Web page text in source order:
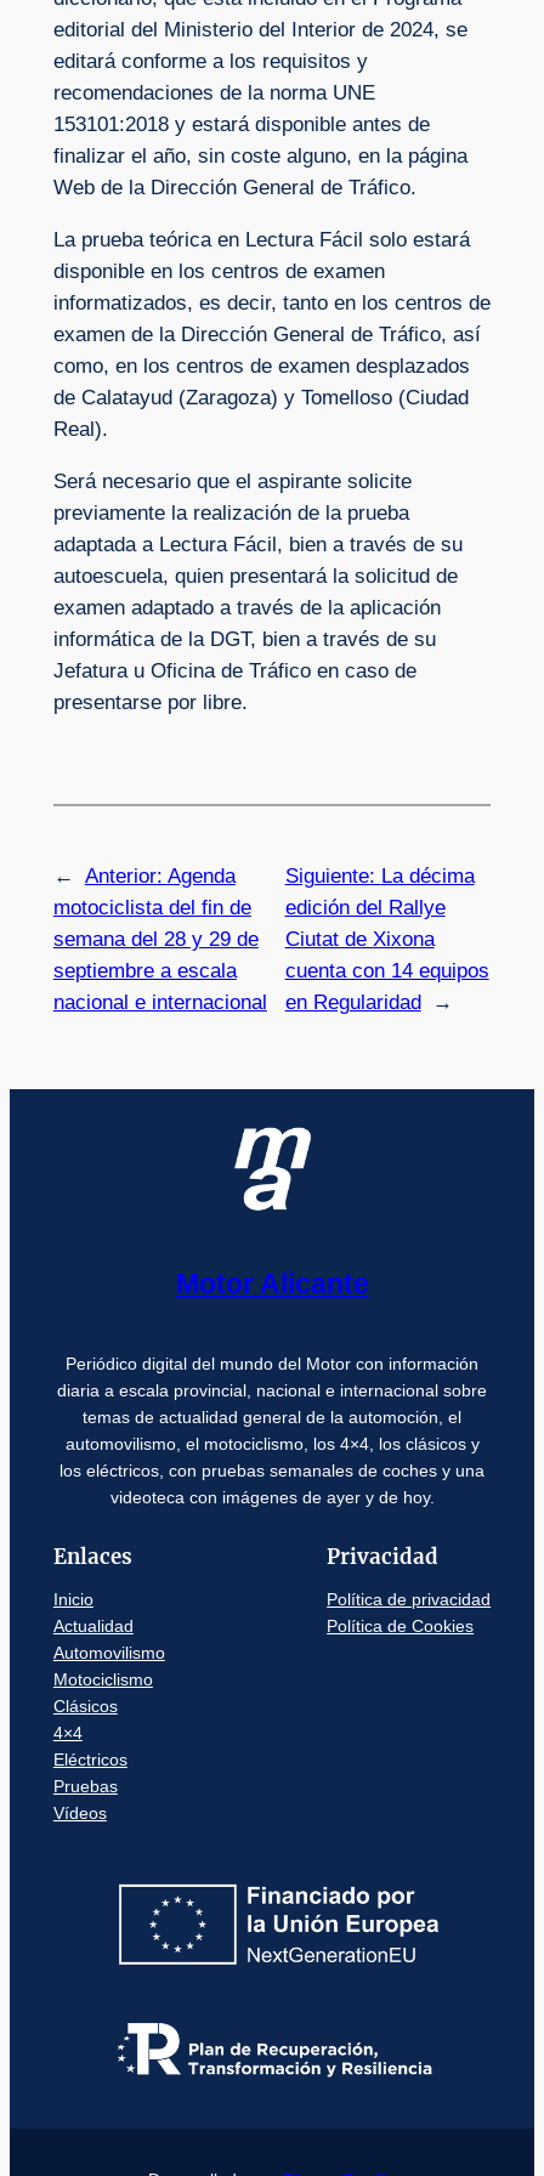
editorial del Ministerio del Interior de 2024, se
editará conforme a los requisitos y
recomendaciones de la norma UNE
153101:2018 y estará disponible antes de
finalizar el año, sin coste alguno, en la página
Web de la Dirección General de Tráfico.
La prueba teórica en Lectura Fácil solo estará
disponible en los centros de examen
informatizados, es decir, tanto en los centros de
examen de la Dirección General de Tráfico, así
como, en los centros de examen desplazados
de Calatayud (Zaragoza) y Tomelloso (Ciudad
Real).
Será necesario que el aspirante solicite
previamente la realización de la prueba
adaptada a Lectura Fácil, bien a través de su
autoescuela, quien presentará la solicitud de
examen adaptado a través de la aplicación
informática de la DGT, bien a través de su
Jefatura u Oficina de Tráfico en caso de
presentarse por libre.
← Anterior: Agenda
motociclista del fin de
semana del 28 y 29 de
septiembre a escala
nacional e internacional
Siguiente: La décima
edición del Rallye
Ciutat de Xixona
cuenta con 14 equipos
en Regularidad
→
Motor Alicante
Periódico digital del mundo del Motor con información
diaria a escala provincial, nacional e internacional sobre
temas de actualidad general de la automoción, el
automovilismo, el motociclismo, los 4×4, los clásicos y
los eléctricos, con pruebas semanales de coches y una
videoteca con imágenes de ayer y de hoy.
Enlaces
Inicio
Actualidad
Automovilismo
Motociclismo
Clásicos
4×4
Eléctricos
Pruebas
Vídeos
Privacidad
Política de privacidad
Política de Cookies